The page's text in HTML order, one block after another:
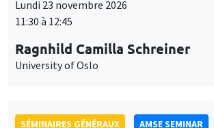
11:30 à 12:45
Ragnhild Camilla Schreiner
University of Oslo
SÉMINAIRES GÉNÉRAUX
AMSE SEMINAR